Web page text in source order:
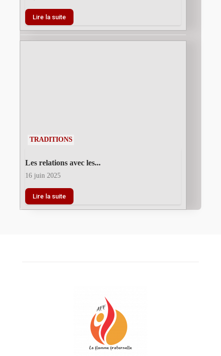
Lire la suite
TRADITIONS
Les relations avec les...
16 juin 2025
Lire la suite